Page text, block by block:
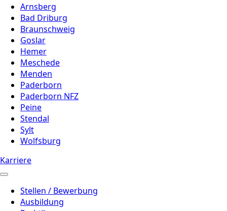
Arnsberg
Bad Driburg
Braunschweig
Goslar
Hemer
Meschede
Menden
Paderborn
Paderborn NFZ
Peine
Stendal
Sylt
Wolfsburg
Karriere
Stellen / Bewerbung
Ausbildung